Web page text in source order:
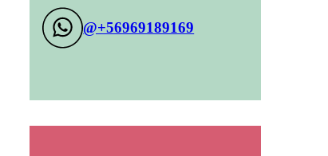
@+56969189169